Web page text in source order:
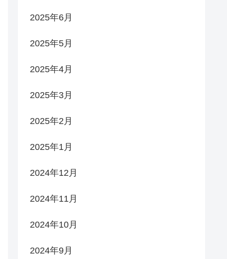
2025年6月
2025年5月
2025年4月
2025年3月
2025年2月
2025年1月
2024年12月
2024年11月
2024年10月
2024年9月